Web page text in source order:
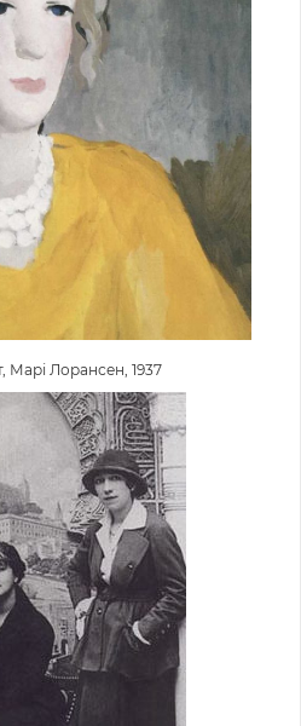
Марі Лорансен, 1937